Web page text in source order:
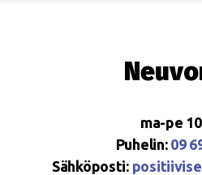
ma-pe
Puhelin: 09
Sähköposti: